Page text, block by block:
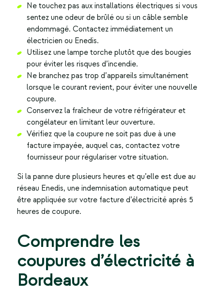
Ne touchez pas aux installations électriques si vous
sentez une odeur de brûlé ou si un câble semble
endommagé. Contactez immédiatement un
électricien ou Enedis.
Utilisez une lampe torche plutôt que des bougies
pour éviter les risques d’incendie.
Ne branchez pas trop d’appareils simultanément
lorsque le courant revient, pour éviter une nouvelle
coupure.
Conservez la fraîcheur de votre réfrigérateur et
congélateur en limitant leur ouverture.
Vérifiez que la coupure ne soit pas due à une
facture impayée, auquel cas, contactez votre
fournisseur pour régulariser votre situation.
Si la panne dure plusieurs heures et qu’elle est due au
réseau Enedis, une indemnisation automatique peut
être appliquée sur votre facture d’électricité après 5
heures de coupure.
Comprendre les
coupures d’électricité à
Bordeaux